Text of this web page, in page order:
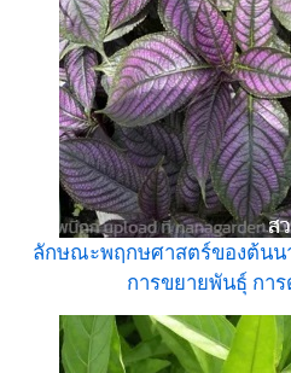
ลักษณะพฤกษศาสตร์ของต้นน
การขยายพันธุ์ กา